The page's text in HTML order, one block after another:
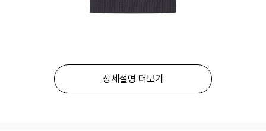
상세설명 더보기